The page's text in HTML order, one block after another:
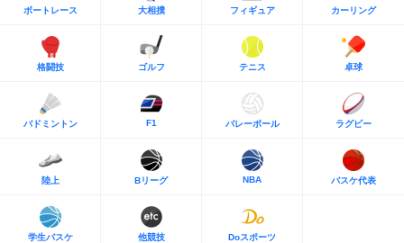
ボートレース 大相撲 フィギュア カーリング
格闘技 ゴルフ テニス 卓球
バドミントン F1 バレーボール ラグビー
陸上 Bリーグ NBA バスケ代表
学生バスケ 他競技 Doスポーツ